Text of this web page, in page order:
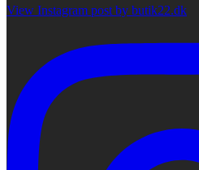
View Instagram post by butik22.dk